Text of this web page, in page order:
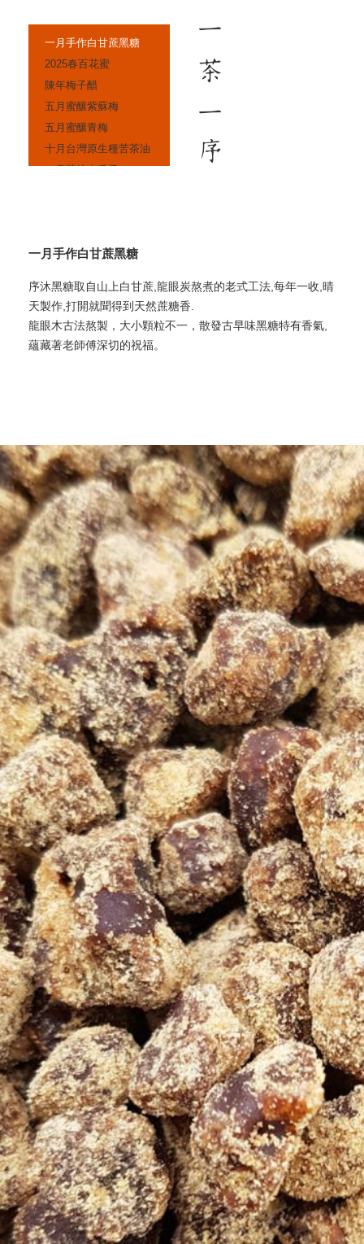
一月手作白甘蔗黑糖
2025春百花蜜
陳年梅子醋
五月蜜釀紫蘇梅
五月蜜釀青梅
十月台灣原生種苦茶油
一月茶焙南瓜子
一月手作白甘蔗黑糖
序沐黑糖取自山上白甘蔗,龍眼炭熬煮的老式工法,每年一收,晴
天製作,打開就聞得到天然蔗糖香.
龍眼木古法熬製，大小顆粒不一，散發古早味黑糖特有香氣,
蘊藏著老師傅深切的祝福。